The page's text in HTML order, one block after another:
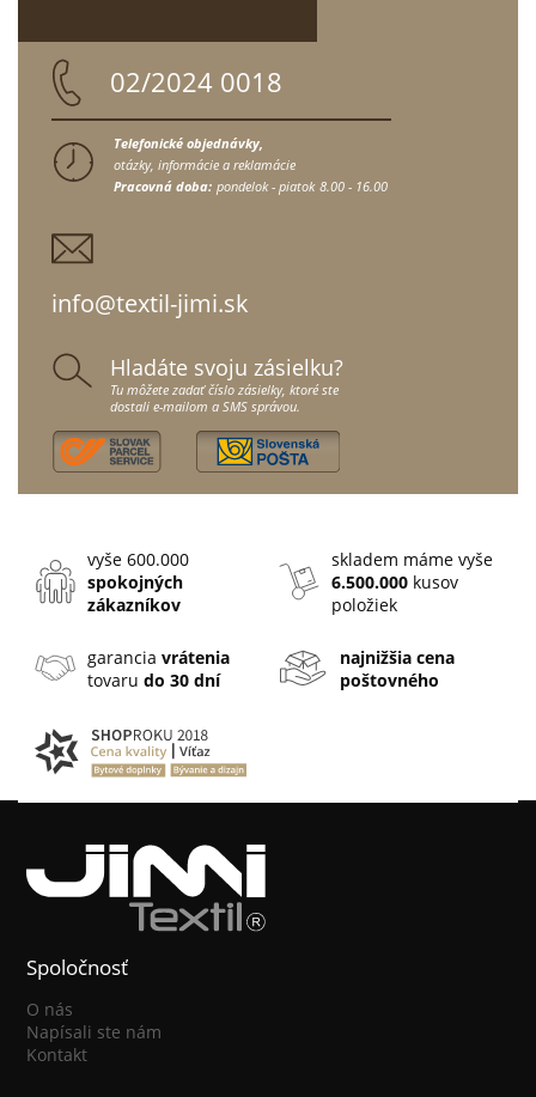
02/2024 0018
Telefonické objednávky,
otázky, informácie a reklamácie
Pracovná doba: pondelok - piatok 8.00 - 16.00
info@textil-jimi.sk
Hladáte svoju zásielku?
Tu môžete zadať číslo zásielky, ktoré ste
dostali e-mailom a SMS správou.
vyše 600.000
spokojných
zákazníkov
skladem máme vyše
6.500.000 kusov
položiek
garanciavrátenia
tovarudo 30 dní
najnižšia cena
poštovného
Spoločnosť
O nás
Napísali ste nám
Kontakt